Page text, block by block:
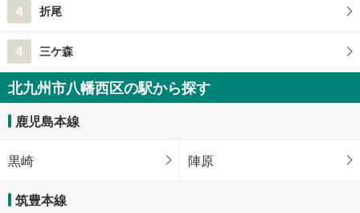
4 折尾
4 三ケ森
北九州市八幡西区の駅から探す
鹿児島本線
黒崎 陣原
筑豊本線